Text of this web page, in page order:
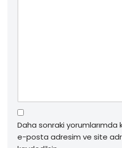
Daha sonraki yorumlarımda
e-posta adresim ve site